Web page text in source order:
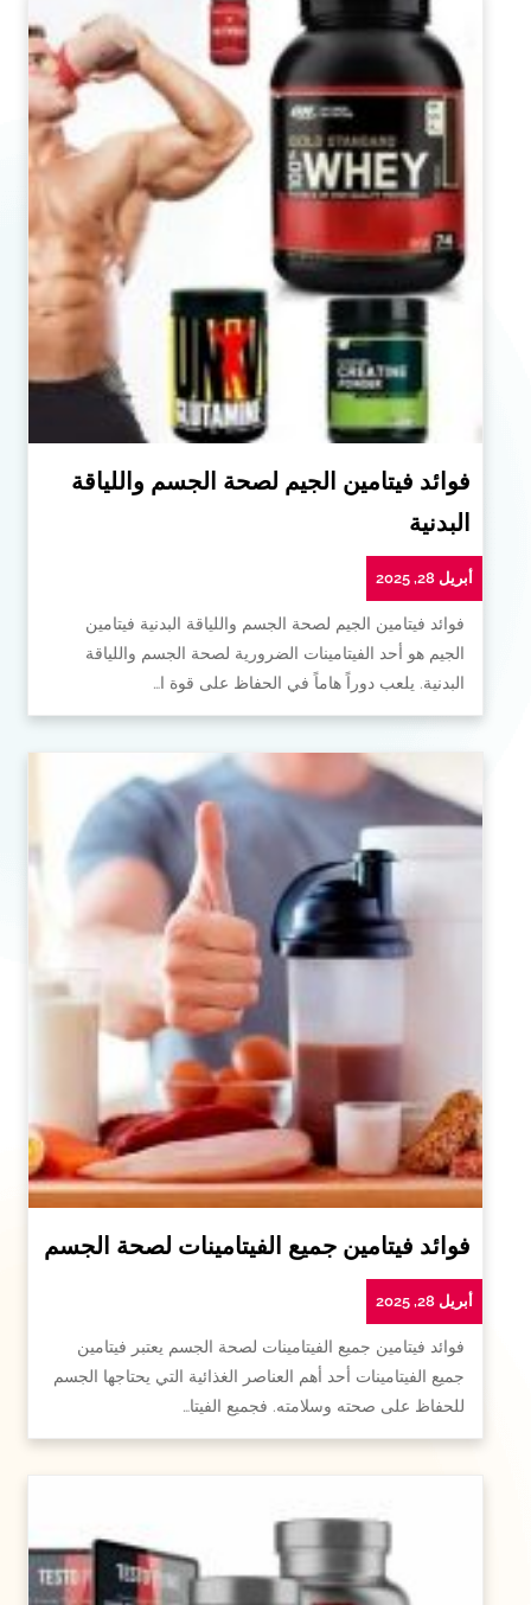
فوائد فيتامين الجيم لصحة الجسم واللياقة
البدنية
أبريل 28, 2025
فوائد فيتامين الجيم لصحة الجسم واللياقة البدنية فيتامين
الجيم هو أحد الفيتامينات الضرورية لصحة الجسم واللياقة
البدنية. يلعب دوراً هاماً في الحفاظ على قوة ا…
فوائد فيتامين جميع الفيتامينات لصحة الجسم
أبريل 28, 2025
فوائد فيتامين جميع الفيتامينات لصحة الجسم يعتبر فيتامين
جميع الفيتامينات أحد أهم العناصر الغذائية التي يحتاجها الجسم
للحفاظ على صحته وسلامته. فجميع الفيتا…